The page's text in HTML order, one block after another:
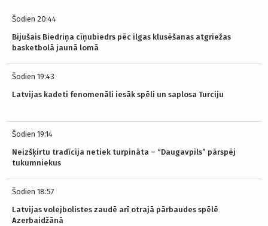
Šodien 20:44
Bijušais Biedriņa cīņubiedrs pēc ilgas klusēšanas atgriežas
basketbolā jaunā lomā
Šodien 19:43
Latvijas kadeti fenomenāli iesāk spēli un saplosa Turciju
Šodien 19:14
Neizšķirtu tradīcija netiek turpināta – “Daugavpils” pārspēj
tukumniekus
Šodien 18:57
Latvijas volejbolistes zaudē arī otrajā pārbaudes spēlē
Azerbaidžānā